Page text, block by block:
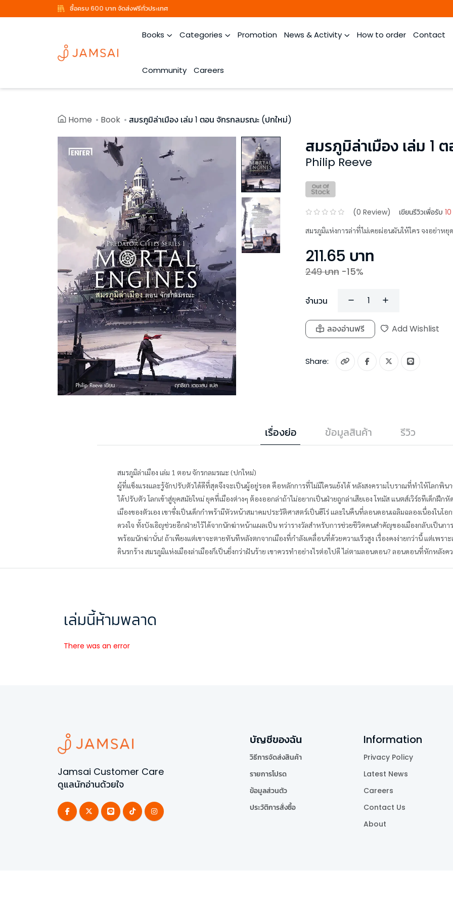
ซื้อครบ 600 บาท จัดส่งฟรีทั่วประเทศ
Books Categories Promotion News & Activity How to order Contact
Community Careers
Home Book สมรภูมิล่าเมือง เล่ม 1 ตอน จักรกลมรณะ (ปกใหม่)
สมรภูมิล่าเมือง เล่ม 1
Philip Reeve
(0 Review) เขียนรีวิวเพื่อรับ
สมรภูมิแห่งการล่าที่ไม่เคยผ่อนผันให้ใคร จงอย่าห
211.65 บาท
249บาท -15%
จำนวน
ลองอ่านฟรี Add Wishlist
Share:
เรื่องย่อ ข้อมูลสินค้า รีวิว
สมรภูมิล่าเมือง เล่ม 1 ตอน จักรกลมรณะ (ปกใหม่)
ผู้ที่แข็งแรงและรู้จักปรับตัวได้ดีที่สุดจึงจะเป็นผู้อยู่รอด คือหลักการที่ไม่มีใครแย้งได้ หลังสงครามโบราณที่ทำให้โลกพิ
ได้ปรับตัว โลกเข้าสู่ยุคสมัยใหม่ ยุคที่เมืองต่างๆ ต้องออกล่าถ้าไม่อยากเป็นฝ่ายถูกล่าเสียเอง โทมัส แนตส์เวิร์ธทีเด็กฝึ
เมืองของตัวเอง เขาซึ่งเป็นเด็กกำพร้ามีหัวหน้าสมาคมประวัติศาสตร์เป็นฮีโร่ และในคืนที่ลอนดอนเฉลิมฉลองเนื่องในโอ
ดวงใจ ทั้งบังเอิญช่วยอีกฝ่ายไว้ได้จากนักฆ่าหน้าแผลเป็น ทว่ารางวัลสำหรับการช่วยชีวิตคนสำคัญของเมืองกลับเป็นก
พร้อมนักฆ่านั่น! ถ้าเพียงแต่เขาจะตายทันทีหลังตกจากเมืองที่กำลังเคลื่อนที่ด้วยความเร็วสูง เรื่องคงง่ายกว่านี้ แต่เพรา
ดินรกร้าง สมรภูมิแห่งเมืองล่าเมืองก็เป็นยิ่งกว่าฝันร้าย เขาควรทำอย่างไรต่อไปดี ไล่ตามลอนดอน? ลอนดอนที่หักหลังค
เล่มนี้ห้ามพลาด
There was an error
Jamsai Customer Care
ดูแลนักอ่านด้วยใจ
บัญชีของฉัน
วิธีการจัดส่งสินค้า
รายการโปรด
ข้อมูลส่วนตัว
ประวัติการสั่งซื้อ
Information
Privacy Policy
Latest News
Careers
Contact Us
About